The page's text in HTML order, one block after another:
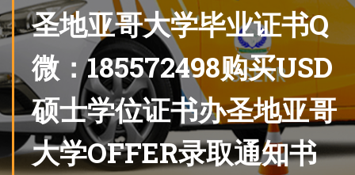
圣地亚哥大学毕业证书Q
微：185572498购买USD
硕士学位证书办圣地亚哥
大学OFFER录取通知书